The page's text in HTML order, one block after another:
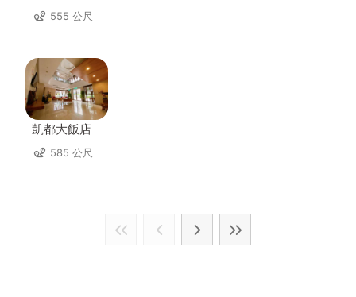
555 公尺
凱都大飯店
585 公尺